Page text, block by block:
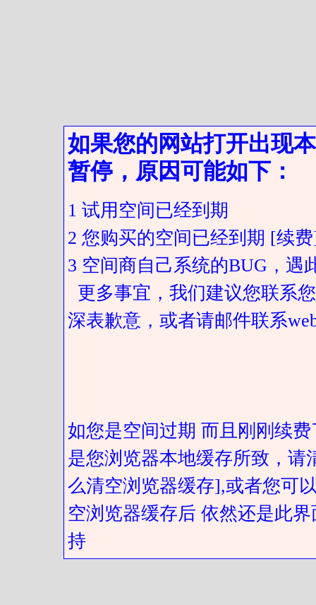
如果您的网站打开出现
暂停，原因可能如下：
1 试用空间已经到期
2 您购买的空间已经到期 [续
3 空间商自己系统的BUG，遇
更多事宜，我们建议您联系
深表歉意，或者请邮件联系
如您是空间过期 而且刚刚续
是您浏览器本地缓存所致，
么清空浏览器缓存],或者您可
空浏览器缓存后 依然还是此
持